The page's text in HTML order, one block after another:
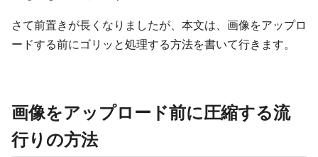
さて前置きが長くなりましたが、本文は、画像をアップロ
ードする前にゴリッと処理する方法を書いて行きます。
画像をアップロード前に圧縮する流
行りの方法